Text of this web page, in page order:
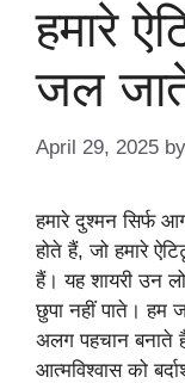
हमारे
जल
April 29, 2025 by
हमारे दुश्मन सिर्फ
होते हैं, जो हमारे
हैं। यह शायरी उन
छुपा नहीं पाते।
अलग पहचान बनाते
आत्मविश्वास को